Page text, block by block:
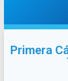
Primera